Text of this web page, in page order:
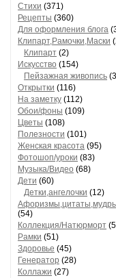
Стихи (371)
Рецепты (360)
Для оформления блога
Клипарт,Рамочки,Маски
Клипарт (2)
Искусство (154)
Пейзажная живопись
Открытки (116)
На заметку (112)
Обои/фоны (109)
Цветы (108)
Полезности (101)
Женская красота (95)
Фотошоп/уроки (83)
Музыка/Видео (68)
Дети (60)
Детки,ангелочки (12)
(54)
Коллекция/Натюрморт
Рамки (51)
Здоровье (45)
Генератор (28)
Коллажи (27)